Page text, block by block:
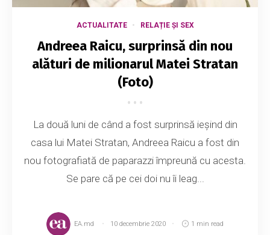
ACTUALITATE RELAȚIE ȘI SEX
Andreea Raicu, surprinsă din nou
alături de milionarul Matei Stratan
(Foto)
La două luni de când a fost surprinsă ieşind din
casa lui Matei Stratan, Andreea Raicu a fost din
nou fotografiată de paparazzi împreună cu acesta.
Se pare că pe cei doi nu îi leag...
EA.md 10 decembrie 2020 1 min read